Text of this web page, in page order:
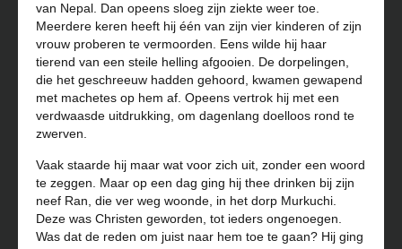
van Nepal. Dan opeens sloeg zijn ziekte weer toe.
Meerdere keren heeft hij één van zijn vier kinderen of zijn
vrouw proberen te vermoorden. Eens wilde hij haar
tierend van een steile helling afgooien. De dorpelingen,
die het geschreeuw hadden gehoord, kwamen gewapend
met machetes op hem af. Opeens vertrok hij met een
verdwaasde uitdrukking, om dagenlang doelloos rond te
zwerven.
Vaak staarde hij maar wat voor zich uit, zonder een woord
te zeggen. Maar op een dag ging hij thee drinken bij zijn
neef Ran, die ver weg woonde, in het dorp Murkuchi.
Deze was Christen geworden, tot ieders ongenoegen.
Was dat de reden om juist naar hem toe te gaan? Hij ging